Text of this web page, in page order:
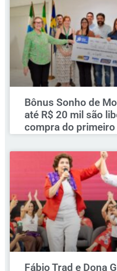
Bônus Sonho de
até R$ 20 mil são
compra do primeiro
Fábio Trad e Dona